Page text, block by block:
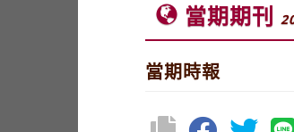
當期期刊
當期時報